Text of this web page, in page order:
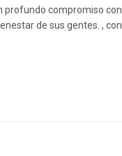
profundo compromiso con
de sus gentes. , con